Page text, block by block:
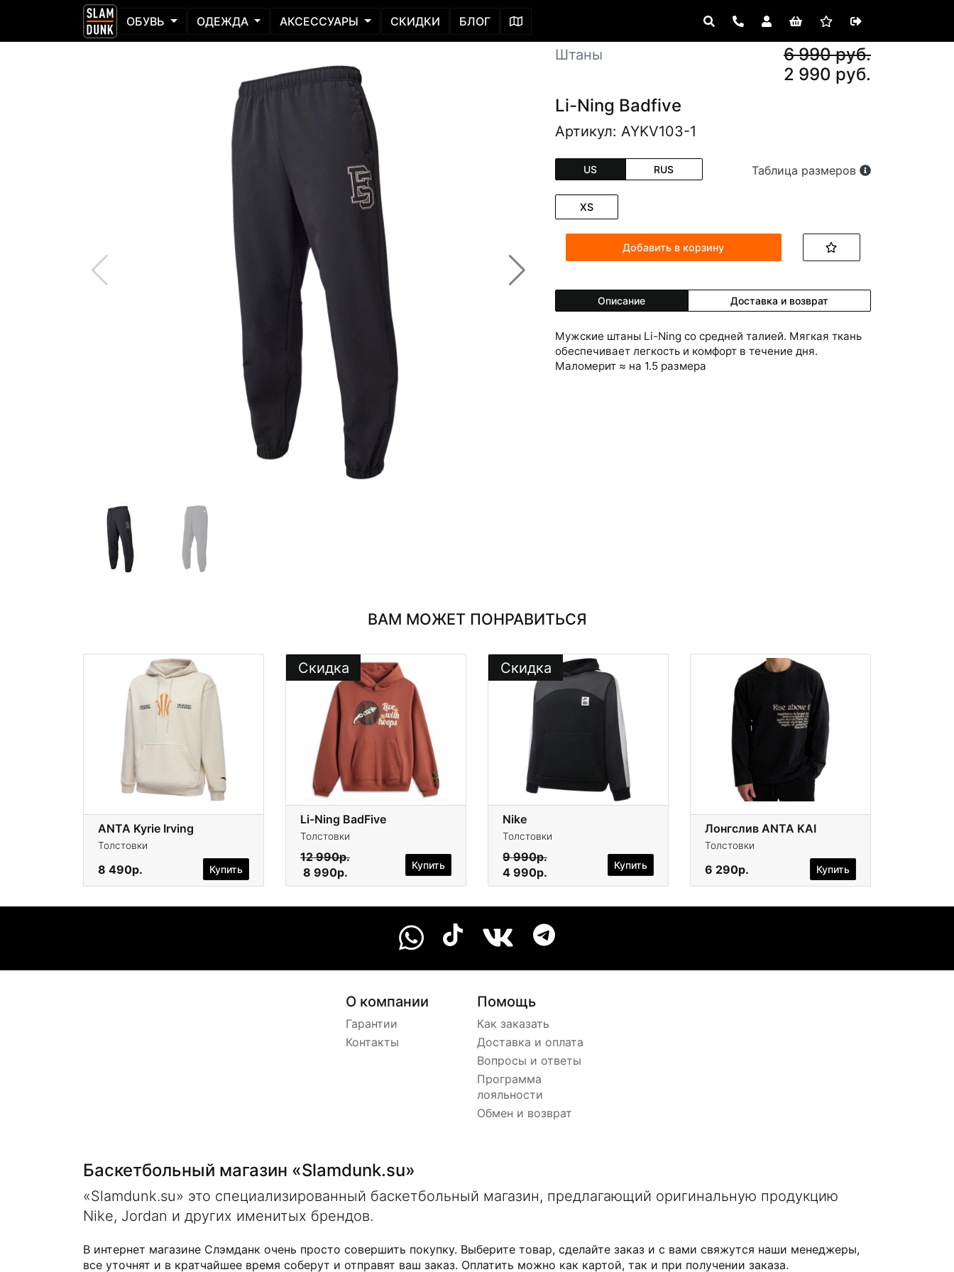
ОБУВЬ ОДЕЖДА АКСЕССУАРЫ СКИДКИ БЛОГ
Штаны
6 990 руб.
2 990 руб.
Li-Ning Badfive
Артикул: AYKV103-1
US RUS Таблица размеров
XS
Добавить в корзину
Описание Доставка и возврат
Мужские штаны Li-Ning со средней талией. Мягкая ткань
обеспечивает легкость и комфорт в течение дня.
Маломерит ≈ на 1.5 размера
ВАМ МОЖЕТ ПОНРАВИТЬСЯ
ANTA Kyrie Irving
Толстовки
8 490р. Купить
Скидка
Li-Ning BadFive
Толстовки
12 990р.
8 990р.
Купить
Скидка
Nike
Толстовки
9 990р.
4 990р.
Купить
Лонгслив ANTA KAI
Толстовки
6 290р. Купить
О компании
Гарантии
Контакты
Помощь
Как заказать
Доставка и оплата
Вопросы и ответы
Программа
лояльности
Обмен и возврат
Баскетбольный магазин «Slamdunk.su»
«Slamdunk.su» это специализированный баскетбольный магазин, предлагающий оригинальную продукцию
Nike, Jordan и других именитых брендов.
В интернет магазине Слэмданк очень просто совершить покупку. Выберите товар, сделайте заказ и с вами свяжутся наши менеджеры,
все уточнят и в кратчайшее время соберут и отправят ваш заказ. Оплатить можно как картой, так и при получении заказа.